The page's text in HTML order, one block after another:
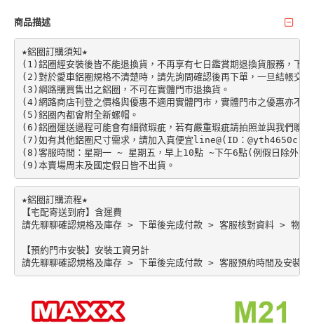
商品描述
★鋁圈訂購須知★
(1)鋁圈經安裝後皆不能退換貨，不再享有七日鑑賞期退換貨服務，
(2)對於愛車鋁圈規格不清楚時，請先詢問確認後再下單，一旦結帳交
(3)網路購買售出之鋁圈，不可在實體門市退換貨。
(4)網路商店刊登之價格與優惠不適用實體門市，實體門市之優惠亦不適
(5)鋁圈內都會附全新螺帽。
(6)鋁圈運送過程可能會有細微瑕疵，若有嚴重瑕疵請拍照並與我們聯絡
(7)如有其他鋁圈尺寸需求，請加入真便宜line@(ID：@yth4650c)。
(8)客服時間：星期一 ~ 星期五，早上10點 ~下午6點(例假日除外)。
★鋁圈訂購流程★
【宅配寄送到府】含運費
請先聊聊確認規格及庫存 > 下單後完成付款 > 客服核對資料 > 物流
【預約門市安裝】安裝工資另計